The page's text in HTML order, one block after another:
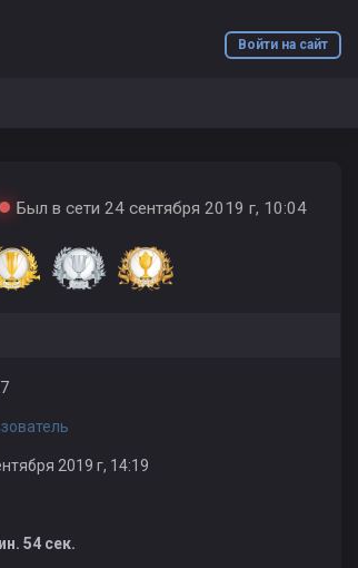
Войти на сайт
Был в сети 24 сентября 2019 г, 10:04
2019 г, 14:19
54 сек.